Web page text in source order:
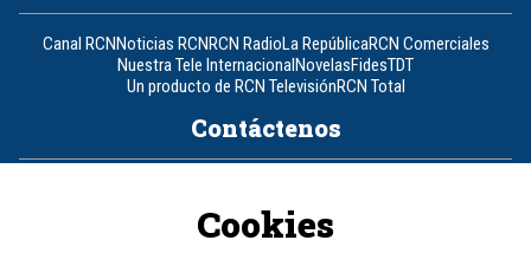
Canal RCNNoticias RCNRCN RadioLa RepúblicaRCN Comerciales
Nuestra Tele InternacionalNovelasFidesTDT
Un producto de RCN TelevisiónRCN Total
Contáctenos
Cookies